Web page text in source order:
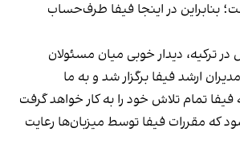
بنابراین در اینجا فیفا طرف‌حساب
ترکیه، دیدار خوبی میان مسئولان
ارشد فیفا برگزار شد و به ما
تمام تلاش خود را به کار خواهد گرفت
که مقررات فیفا توسط میزبان‌ها رعایت